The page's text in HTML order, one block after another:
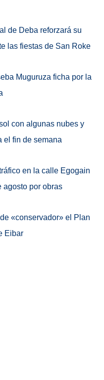
de Deba reforzará su
las fiestas de San Roke
Muguruza ficha por la
con algunas nubes y
el fin de semana
en la calle Egogain
agosto por obras
«conservador» el Plan
Eibar